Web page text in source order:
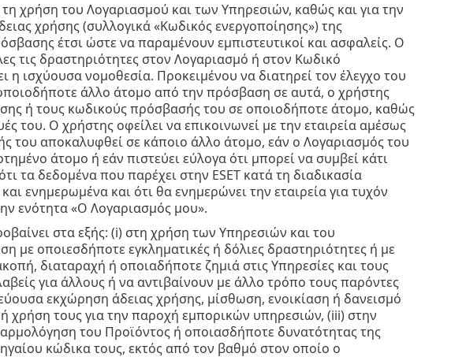
χρήση του Λογαριασμού και των Υπηρεσιών, καθώς και για την
χρήσης (συλλογικά «Κωδικός ενεργοποίησης») της
έτσι ώστε να παραμένουν εμπιστευτικοί και ασφαλείς. Ο
τις δραστηριότητες στον Λογαριασμό ή στον Κωδικό
η ισχύουσα νομοθεσία. Προκειμένου να διατηρεί τον έλεγχο του
άλλο άτομο από την πρόσβαση σε αυτά, ο χρήστης
ή τους κωδικούς πρόσβασής του σε οποιοδήποτε άτομο, καθώς
του. Ο χρήστης οφείλει να επικοινωνεί με την εταιρεία αμέσως
του αποκαλυφθεί σε κάποιο άλλο άτομο, εάν ο Λογαριασμός του
άτομο ή εάν πιστεύει εύλογα ότι μπορεί να συμβεί κάτι
τα δεδομένα που παρέχει στην ESET κατά τη διαδικασία
ενημερωμένα και ότι θα ενημερώνει την εταιρεία για τυχόν
ενότητα «Ο Λογαριασμός μου».
στα εξής: (i) στη χρήση των Υπηρεσιών και του
οποιεσδήποτε εγκληματικές ή δόλιες δραστηριότητες ή με
διαταραχή ή οποιαδήποτε ζημιά στις Υπηρεσίες και τους
για άλλους ή να αντιβαίνουν με άλλο τρόπο τους παρόντες
εκχώρηση άδειας χρήσης, μίσθωση, ενοικίαση ή δανεισμό
χρήση τους για την παροχή εμπορικών υπηρεσιών, (iii) στην
του Προϊόντος ή οποιασδήποτε δυνατότητας της
κώδικα τους, εκτός από τον βαθμό στον οποίο ο